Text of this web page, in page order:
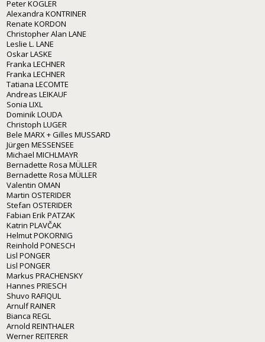
Peter KOGLER
Alexandra KONTRINER
Renate KORDON
Christopher Alan LANE
Leslie L. LANE
Oskar LASKE
Franka LECHNER
Franka LECHNER
Tatiana LECOMTE
Andreas LEIKAUF
Sonia LIXL
Dominik LOUDA
Christoph LUGER
Bele MARX + Gilles MUSSARD
Jürgen MESSENSEE
Michael MICHLMAYR
Bernadette Rosa MÜLLER
Bernadette Rosa MÜLLER
Valentin OMAN
Martin OSTERIDER
Stefan OSTERIDER
Fabian Erik PATZAK
Katrin PLAVČAK
Helmut POKORNIG
Reinhold PONESCH
Lisl PONGER
Lisl PONGER
Markus PRACHENSKY
Hannes PRIESCH
Shuvo RAFIQUL
Arnulf RAINER
Bianca REGL
Arnold REINTHALER
Werner REITERER